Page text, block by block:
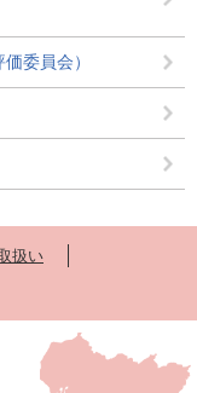
委員会）
扱い